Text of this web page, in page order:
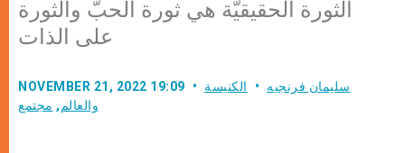
الثورة الحقيقيّة هي ثورة الحبّ والثورة
على الذات
NOVEMBER 21, 2022 19:09 سليمان فرنجيه
الكنيسة
والعالم , مجتمع